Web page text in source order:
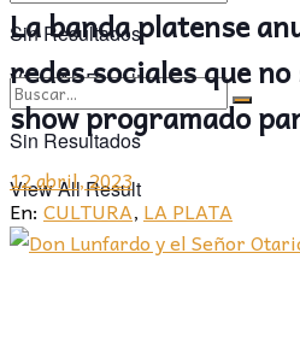
Sin Resultados
View All Result
Sin Resultados
View All Result
La banda platense
redes sociales que
show programado
12 abril, 2023
En: CULTURA, LA PLATA